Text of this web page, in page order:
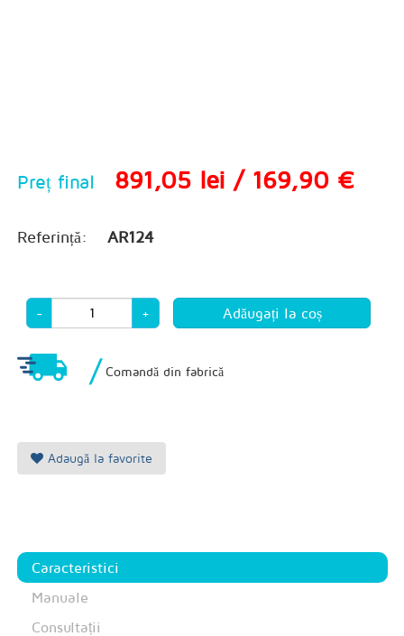
Preț final 891,05 lei / 169,90 €
Referință: AR124
- +
/ Comandă din fabrică
Adaugă la favorite
Caracteristici
Manuale
Consultații